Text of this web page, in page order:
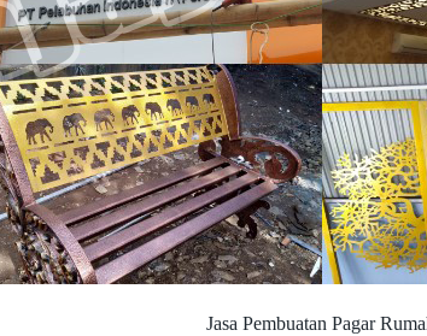
Jasa Pembuatan Pagar